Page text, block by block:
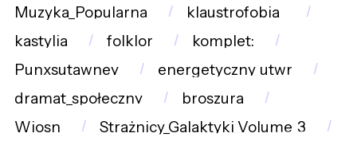
Muzyka_Popularna
klaustrofobia_
kastylia
folklor
komplet:
Punxsutawney
energetyczny_utwr
dramat_społeczny
broszura
Wiosn
Strażnicy_Galaktyki_Volume_3